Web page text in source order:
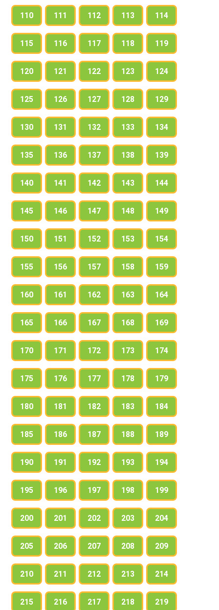
110 111 112 113 114
115 116 117 118 119
120 121 122 123 124
125 126 127 128 129
130 131 132 133 134
135 136 137 138 139
140 141 142 143 144
145 146 147 148 149
150 151 152 153 154
155 156 157 158 159
160 161 162 163 164
165 166 167 168 169
170 171 172 173 174
175 176 177 178 179
180 181 182 183 184
185 186 187 188 189
190 191 192 193 194
195 196 197 198 199
200 201 202 203 204
205 206 207 208 209
210 211 212 213 214
215 216 217 218 219